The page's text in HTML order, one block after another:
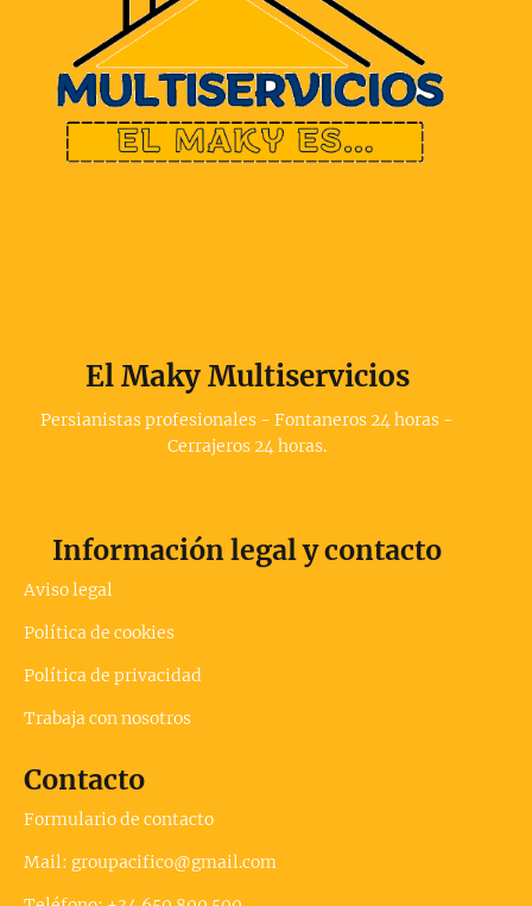
El Maky Multiservicios
Persianistas profesionales - Fontaneros 24 horas -
Cerrajeros 24 horas.
Información legal y contacto
Aviso legal
Política de cookies
Política de privacidad
Trabaja con nosotros
Contacto
Formulario de contacto
Mail: groupacifico@gmail.com